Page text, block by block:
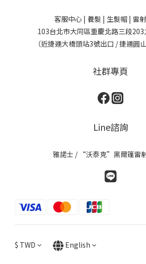
客服中心 | 養髮 | 生髮帽 | 雷
103台北市大同區重慶北路三段
（近捷運大橋頭站3號出口 / 捷運圓
社群專頁
Line諮詢
雅諾士 / “沃泰克”黑爾篷雷
$ TWD English